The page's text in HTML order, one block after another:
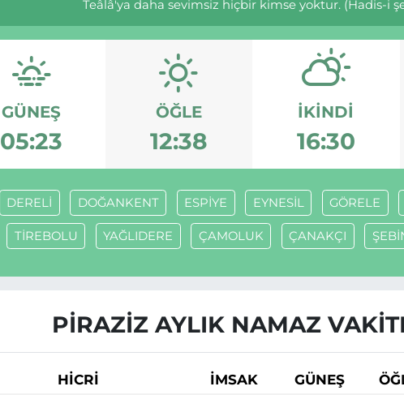
Teâlâ'ya daha sevimsiz hiçbir kimse yoktur. (Hadis-i
GÜNEŞ
05:23
ÖĞLE
12:38
İKINDI
16:30
DERELİ DOĞANKENT ESPİYE EYNESİL GÖRELE
TİREBOLU YAĞLIDERE ÇAMOLUK ÇANAKÇI
PİRAZİZ AYLIK NAMAZ
HİCRİ İMSAK GÜNEŞ